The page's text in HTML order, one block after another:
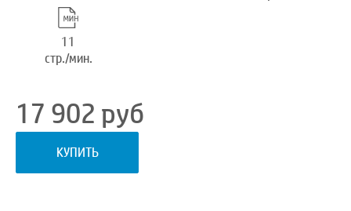
11
стр./мин.
17 902 руб
КУПИТЬ